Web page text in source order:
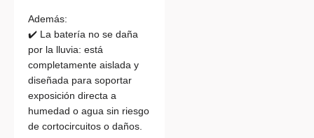
Además:
✔️ La batería no se daña
por la lluvia: está
completamente aislada y
diseñada para soportar
exposición directa a
humedad o agua sin riesgo
de cortocircuitos o daños.